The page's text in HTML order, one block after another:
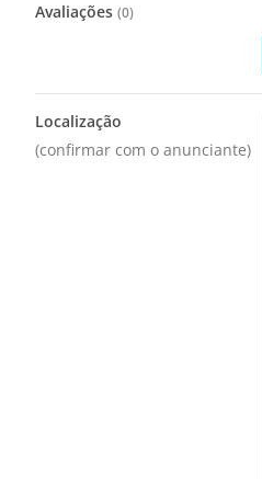
Avaliações (0)
Localização
(confirmar com o anunciante)